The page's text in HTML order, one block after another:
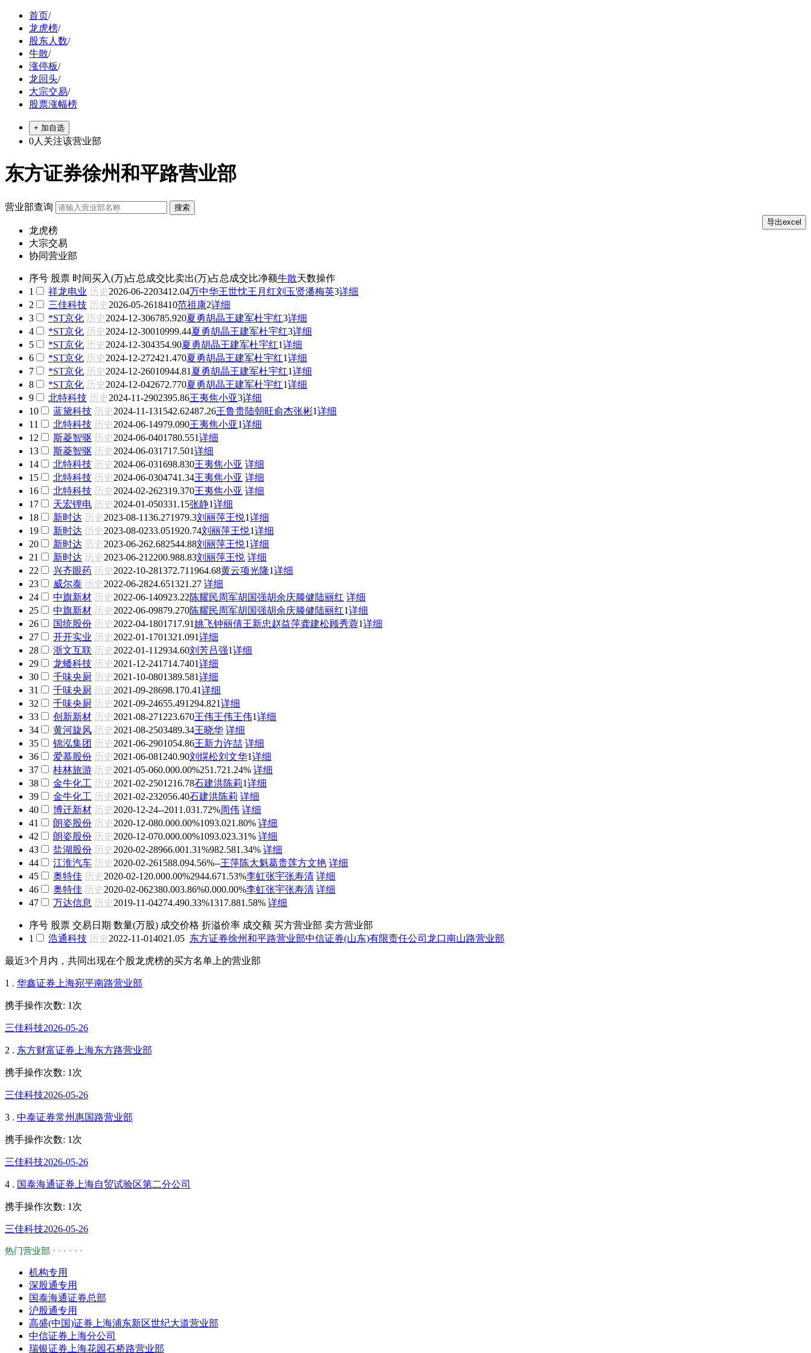
首页/
龙虎榜/
股东人数/
牛散/
涨停板/
龙回头/
大宗交易/
股票涨幅榜
+ 加自选
0人关注该营业部
东方证券徐州和平路营业部
营业部查询
龙虎榜
大宗交易
协同营业部
序号 股票 时间买入(万)占总成交比卖出(万)占总成交比净额牛散天数操作
1
祥龙电业 历史 2026-06-2203412.04万中华王世忱王月红刘玉贤潘梅英3详细
2
三佳科技 历史 2026-05-2618410范祖康2详细
3
*ST京化 历史 2024-12-306785.920夏勇胡晶王建军杜宇红3详细
4
*ST京化 历史 2024-12-30010999.44夏勇胡晶王建军杜宇红3详细
5
*ST京化 历史 2024-12-304354.90夏勇胡晶王建军杜宇红1详细
6
*ST京化 历史 2024-12-272421.470夏勇胡晶王建军杜宇红1详细
7
*ST京化 历史 2024-12-26010944.81 夏勇胡晶王建军杜宇红1详细
8
*ST京化 历史 2024-12-042672.770夏勇胡晶王建军杜宇红1详细
9
北特科技 历史 2024-11-2902395.86王夷焦小亚3详细
10
蓝黛科技 历史 2024-11-131542.62487.26王鲁贵陆朝旺俞杰张彬1详细
11
北特科技 历史 2024-06-14979.090王夷焦小亚1详细
12
斯菱智驱 历史 2024-06-0401780.551详细
13
斯菱智驱 历史 2024-06-031717.501详细
14
北特科技 历史 2024-06-031698.830王夷焦小亚 详细
15
北特科技 历史 2024-06-0304741.34王夷焦小亚 详细
16
北特科技 历史 2024-02-262319.370王夷焦小亚 详细
17
天宏锂电 历史 2024-01-050331.15张静1详细
18
新时达 历史 2023-08-1136.271979.3刘丽萍王悦1详细
19
新时达 历史 2023-08-0233.051920.74刘丽萍王悦1详细
20
新时达 历史 2023-06-262.682544.88刘丽萍王悦1详细
21
新时达 历史 2023-06-21 2200.988.83刘丽萍王悦 详细
22
兴齐眼药 历史 2022-10-281372.71 1964.68黄云项光隆1详细
23
威尔泰 历史 2022-06-2824.651321.27 详细
24
中旗新材 历史 2022-06-140923.22陈耀民周军胡国强胡余庆滕健陆丽红 详细
25
中旗新材 历史 2022-06-09879.270陈耀民周军胡国强胡余庆滕健陆丽红1详细
26
国统股份 历史 2022-04-1801717.91姚飞钟丽倩王新忠赵益萍龚建松顾秀蓉1详细
27
开开实业 历史 2022-01-1701321.091详细
28
浙文互联 历史 2022-01-11 2934.60刘芳吕强1详细
29
龙蟠科技 历史 2021-12-241714.7401详细
30
千味央厨 历史 2021-10-0801389.581详细
31
千味央厨 历史 2021-09-28698.1 70.41详细
32
千味央厨 历史 2021-09-24655.491294.821详细
33
创新新材 历史 2021-08-271223.670王伟王伟王伟1详细
34
黄河旋风 历史 2021-08-2503489.34王晓华 详细
35
锦泓集团 历史 2021-06-2901054.86王新力许喆 详细
36
爱慕股份 历史 2021-06-081240.90刘熀松刘文华1详细
37
桂林旅游 历史 2021-05-060.000.00%251.721.24% 详细
38
金牛化工 历史 2021-02-2501216.78石建洪陈莉1详细
39
金牛化工 历史 2021-02-232056.40石建洪陈莉 详细
40
博迁新材 历史 2020-12-24--2011.031.72%周伟 详细
41
朗姿股份 历史 2020-12-080.000.00%1093.021.80% 详细
42
朗姿股份 历史 2020-12-070.000.00%1093.023.31% 详细
43
盐湖股份 历史 2020-02-28966.001.31%982.581.34% 详细
44
江淮汽车 历史 2020-02-261588.094.56%--王萍陈大魁葛贵莲方文艳 详细
45
奥特佳 历史 2020-02-120.000.00%2944.671.53%李虹张宇张寿清 详细
46
奥特佳 历史 2020-02-062380.003.86%0.000.00%李虹张宇张寿清 详细
47
万达信息 历史 2019-11-04274.490.33%1317.881.58% 详细
序号 股票 交易日期 数量(万股) 成交价格 折溢价率 成交额 买方营业部 卖方营业部
1
浩通科技 历史 2022-11-014021.05 东方证券徐州和平路营业部中信证券(山东)有限责任公司龙口南山路营业部
最近3个月内，共同出现在个股龙虎榜的买方名单上的营业部
1 . 华鑫证券上海宛平南路营业部
携手操作次数: 1次
三佳科技2026-05-26
2 . 东方财富证券上海东方路营业部
携手操作次数: 1次
三佳科技2026-05-26
3 . 中泰证券常州惠国路营业部
携手操作次数: 1次
三佳科技2026-05-26
4 . 国泰海通证券上海自贸试验区第二分公司
携手操作次数: 1次
三佳科技2026-05-26
热门营业部 · · · · · ·
机构专用
深股通专用
国泰海通证券总部
沪股通专用
高盛(中国)证券上海浦东新区世纪大道营业部
中信证券上海分公司
瑞银证券上海花园石桥路营业部